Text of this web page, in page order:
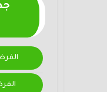
الفرض 4-المرحلة
الفرض 3-